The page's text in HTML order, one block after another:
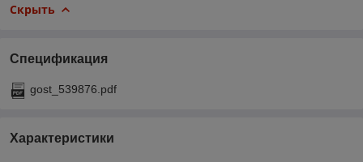
Скрыть
Спецификация
gost_539876.pdf
Характеристики